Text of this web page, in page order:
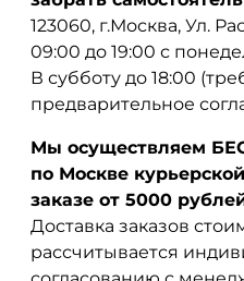
123060, г.Москва, Ул.
09:00 до 19:00 с
В субботу до 18:00
предварительное
Мы осуществляем
по Москве
заказе от 5000
Доставка заказов
рассчитывается